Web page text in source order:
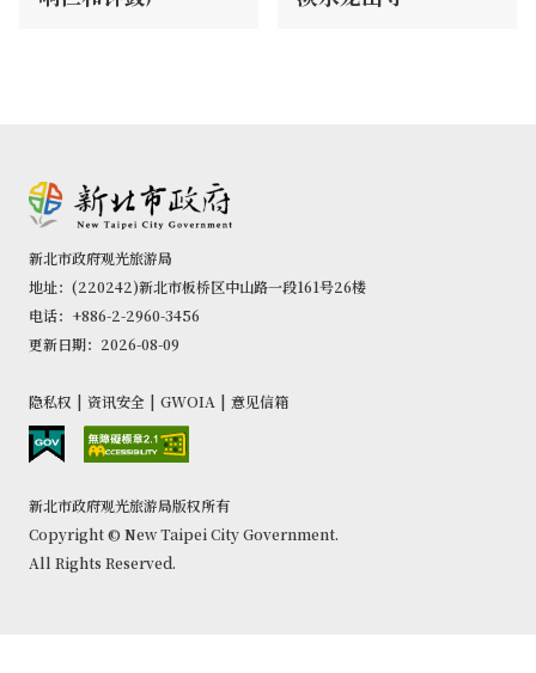
新北市政府观光旅游局
地址：(220242)新北市板桥区中山路一段161号26楼
电话：+886-2-2960-3456
更新日期：2026-08-09
隐私权 | 资讯安全 | GWOIA | 意见信箱
新北市政府观光旅游局版权所有
Copyright © New Taipei City Government.
All Rights Reserved.